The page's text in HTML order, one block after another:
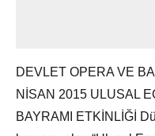
DEVLET OPERA VE
NİSAN 2015 ULUSAL
BAYRAMI ETKİNLİĞİ